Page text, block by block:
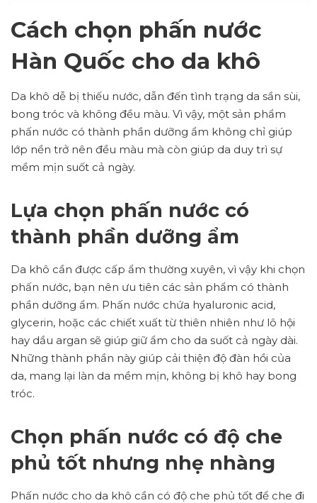
Cách chọn phấn nước
Hàn Quốc cho da khô
Da khô dễ bị thiếu nước, dẫn đến tình trạng da sần sùi,
bong tróc và không đều màu. Vì vậy, một sản phẩm
phấn nước có thành phần dưỡng ẩm không chỉ giúp
lớp nền trở nên đều màu mà còn giúp da duy trì sự
mềm mịn suốt cả ngày.
Lựa chọn phấn nước có
thành phần dưỡng ẩm
Da khô cần được cấp ẩm thường xuyên, vì vậy khi chọn
phấn nước, bạn nên ưu tiên các sản phẩm có thành
phần dưỡng ẩm. Phấn nước chứa hyaluronic acid,
glycerin, hoặc các chiết xuất từ thiên nhiên như lô hội
hay dầu argan sẽ giúp giữ ẩm cho da suốt cả ngày dài.
Những thành phần này giúp cải thiện độ đàn hồi của
da, mang lại làn da mềm mịn, không bị khô hay bong
tróc.
Chọn phấn nước có độ che
phủ tốt nhưng nhẹ nhàng
Phấn nước cho da khô cần có độ che phủ tốt để che đi